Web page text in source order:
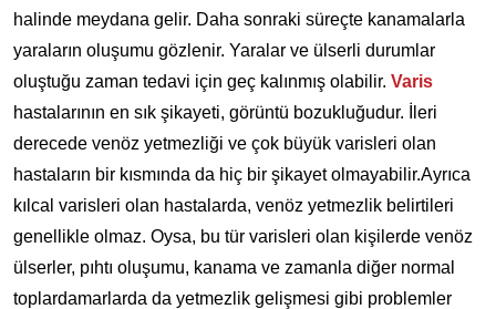
halinde meydana gelir. Daha sonraki süreçte kanamalarla
yaraların oluşumu gözlenir. Yaralar ve ülserli durumlar
oluştuğu zaman tedavi için geç kalınmış olabilir. Varis
hastalarının en sık şikayeti, görüntü bozukluğudur. İleri
derecede venöz yetmezliği ve çok büyük varisleri olan
hastaların bir kısmında da hiç bir şikayet olmayabilir.Ayrıca
kılcal varisleri olan hastalarda, venöz yetmezlik belirtileri
genellikle olmaz. Oysa, bu tür varisleri olan kişilerde venöz
ülserler, pıhtı oluşumu, kanama ve zamanla diğer normal
toplardamarlarda da yetmezlik gelişmesi gibi problemler